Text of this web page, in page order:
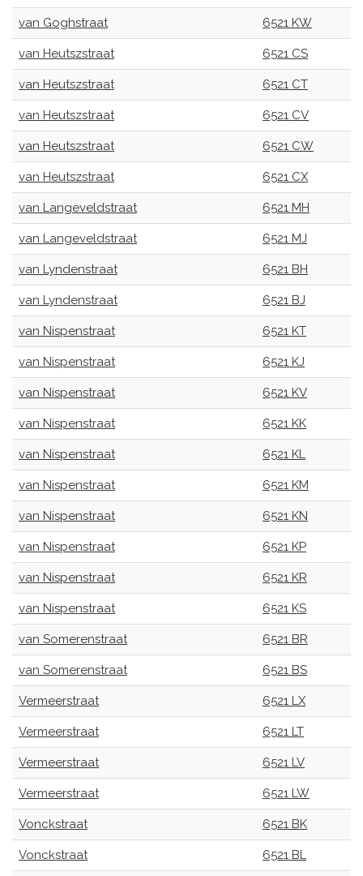
van Goghstraat 6521 KW
van Heutszstraat 6521 CS
van Heutszstraat 6521 CT
van Heutszstraat 6521 CV
van Heutszstraat 6521 CW
van Heutszstraat 6521 CX
van Langeveldstraat 6521 MH
van Langeveldstraat 6521 MJ
van Lyndenstraat 6521 BH
van Lyndenstraat 6521 BJ
van Nispenstraat 6521 KT
van Nispenstraat 6521 KJ
van Nispenstraat 6521 KV
van Nispenstraat 6521 KK
van Nispenstraat 6521 KL
van Nispenstraat 6521 KM
van Nispenstraat 6521 KN
van Nispenstraat 6521 KP
van Nispenstraat 6521 KR
van Nispenstraat 6521 KS
van Somerenstraat 6521 BR
van Somerenstraat 6521 BS
Vermeerstraat 6521 LX
Vermeerstraat 6521 LT
Vermeerstraat 6521 LV
Vermeerstraat 6521 LW
Vonckstraat 6521 BK
Vonckstraat 6521 BL